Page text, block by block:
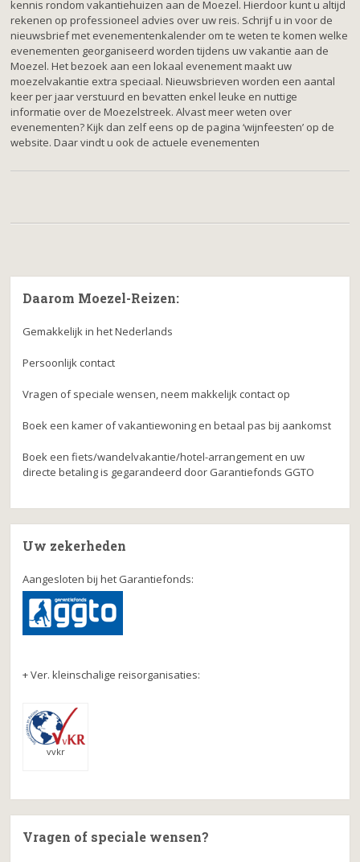
kennis rondom vakantiehuizen aan de Moezel. Hierdoor kunt u altijd
rekenen op professioneel advies over uw reis. Schrijf u in voor de
nieuwsbrief met evenementenkalender om te weten te komen welke
evenementen georganiseerd worden tijdens uw vakantie aan de
Moezel. Het bezoek aan een lokaal evenement maakt uw
moezelvakantie extra speciaal. Nieuwsbrieven worden een aantal
keer per jaar verstuurd en bevatten enkel leuke en nuttige
informatie over de Moezelstreek. Alvast meer weten over
evenementen? Kijk dan zelf eens op de pagina ‘wijnfeesten’ op de
website. Daar vindt u ook de actuele evenementen
Daarom Moezel-Reizen:
Gemakkelijk in het Nederlands
Persoonlijk contact
Vragen of speciale wensen, neem makkelijk contact op
Boek een kamer of vakantiewoning en betaal pas bij aankomst
Boek een fiets/wandelvakantie/hotel-arrangement en uw
directe betaling is gegarandeerd door Garantiefonds GGTO
Uw zekerheden
Aangesloten bij het Garantiefonds:
+ Ver. kleinschalige reisorganisaties:
vvkr
Vragen of speciale wensen?